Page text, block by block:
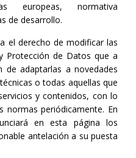
europeas, normativa
de desarrollo.
el derecho de modificar las
Protección de Datos que a
adaptarlas a novedades
o todas aquellas que
y contenidos, con lo
normas periódicamente. En
en esta página los
antelación a su puesta